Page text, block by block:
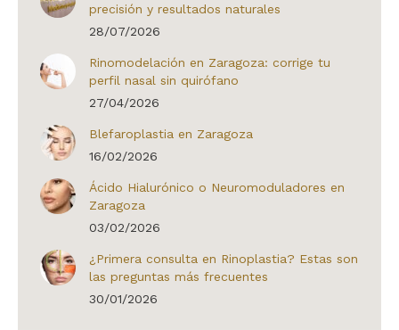
precisión y resultados naturales
28/07/2026
Rinomodelación en Zaragoza: corrige tu
perfil nasal sin quirófano
27/04/2026
Blefaroplastia en Zaragoza
16/02/2026
Ácido Hialurónico o Neuromoduladores en
Zaragoza
03/02/2026
¿Primera consulta en Rinoplastia? Estas son
las preguntas más frecuentes
30/01/2026